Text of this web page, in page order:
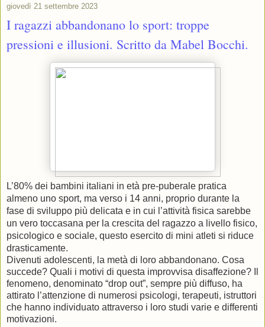
giovedì 21 settembre 2023
I ragazzi abbandonano lo sport: troppe
pressioni e illusioni. Scritto da Mabel Bocchi.
L’80% dei bambini italiani in età pre-puberale pratica
almeno uno sport, ma verso i 14 anni, proprio durante la
fase di sviluppo più delicata e in cui l’attività fisica sarebbe
un vero toccasana per la crescita del ragazzo a livello fisico,
psicologico e sociale, questo esercito di mini atleti si riduce
drasticamente.
Divenuti adolescenti, la metà di loro abbandonano. Cosa
succede? Quali i motivi di questa improvvisa disaffezione? Il
fenomeno, denominato “drop out”, sempre più diffuso, ha
attirato l’attenzione di numerosi psicologi, terapeuti, istruttori
che hanno individuato attraverso i loro studi varie e differenti
motivazioni.